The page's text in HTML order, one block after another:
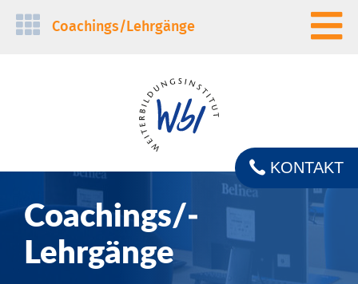
Navigation
Coachings/­Lehrgänge
Coachings/­
Lehrgänge
KONTAKT